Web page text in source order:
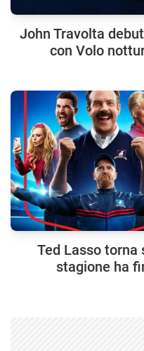
John Travolta
con Volo
Ted Lasso torna
stagione ha